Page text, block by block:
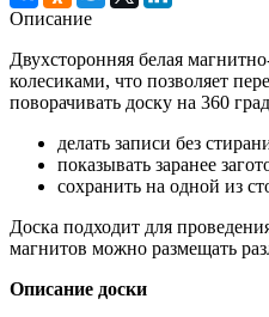
Описание
Двухсторонняя белая
колесиками, что позволяет
поворачивать доску на 360
делать записи без
показывать заранее
сохранить на одной из
Доска подходит для
магнитов можно размещать
Описание доски